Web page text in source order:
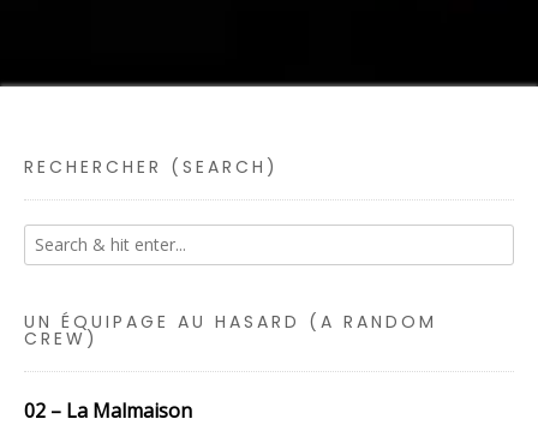
RECHERCHER (SEARCH)
UN ÉQUIPAGE AU HASARD (A RANDOM
CREW)
02 – La Malmaison